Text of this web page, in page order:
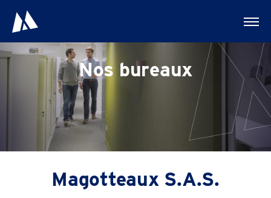
Nos bureaux
Magotteaux S.A.S.